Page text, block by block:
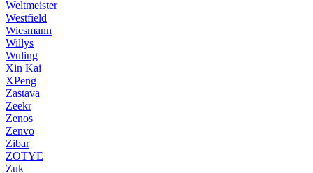
Weltmeister
Westfield
Wiesmann
Willys
Wuling
Xin Kai
XPeng
Zastava
Zeekr
Zenos
Zenvo
Zibar
ZOTYE
Zuk